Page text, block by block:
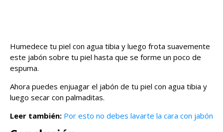
Humedece tu piel con agua tibia y luego frota suavemente
este jabón sobre tu piel hasta que se forme un poco de
espuma.
Ahora puedes enjuagar el jabón de tu piel con agua tibia y
luego secar con palmaditas.
Leer también: Por esto no debes lavarte la cara con jabón